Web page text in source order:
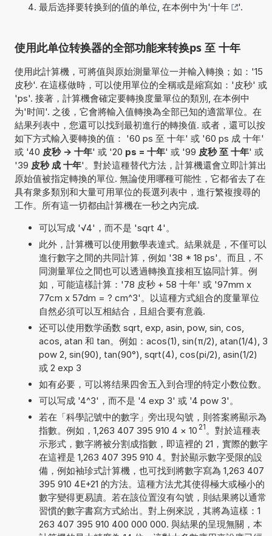
最后选择要转换到的值的单位, 在本例中为'十年 '.
使用此单位转换器的全部功能来转换ps 至 十年
使用此計算機，可將值與原始測量單位一并輸入轉換；如：'15
皮秒'. 在這樣做時，可以使用單位的全稱或是縮寫如：'皮秒' 或
'ps'. 接著，計算機會確定要轉換度量單位的類別, 在本例中
为'时间'. 之後，它會將輸入值轉換為全部已知的適當單位。在
結果列表中，您還可以找到最初進行的轉換值. 或者，還可以按
如下方式輸入要轉換的值： '60 ps 至 十年' 或 '60 ps 成 十年'
或 '40 皮秒 -> 十年' 或 '20 ps = 十年' 或 '99 皮秒 至 十年' 或
'39 皮秒 成 十年'。對於這種替代方法，計算機還會立即計算出
原始值被指定轉換的單位. 無論使用哪種可能性，它都省去了在
具有衆多類別和大量可用單位的長選列表中，進行繁複搜尋的
工作。所有這一切都由計算機在一秒之內完成.
可以写成 '√4'，而不是 'sqrt 4'。
此外，計算機可以使用數學表達式。結果就是，不僅可以
進行數字之間的共同計算，例如 '38 * 18 ps'。而且，不
同測量單位之間也可以透過轉換直接相互協同計算。例
如，可能這樣計算：'78 皮秒 + 58 十年' 或 '97mm x
77cm x 57dm = ? cm^3'。以這種方式組合的度量單位
自然必須可以互相結合，且組合要有意義.
还可以使用数学函数 sqrt, exp, asin, pow, sin, cos,
acos, atan 和 tan。例如：acos(1), sin(π/2), atan(1/4), 3
pow 2, sin(90), tan(90°), sqrt(4), cos(pi/2), asin(1/2)
或 2 exp 3
如有必要，可以将结果四舍五入到合理的特定小数位数。
可以写成 '4^3'，而不是 '4 exp 3' 或 '4 pow 3'。
若在「科學記號中的數字」旁出現勾號，則答案將顯示為
指數。例如，1,263 407 395 910 4 × 10 21 。對於這種表
示形式，數字將被分割成指數，即這裡的 21，實際的數字
在這裡是 1,263 407 395 910 4。對於顯示數字受限的設
備，例如袖珍式計算機，也可找到將數字寫為 1,263 407
395 910 4E+21 的方法。這種方法尤其使得極大或極小的
數字變得更易讀。若在該位置沒有勾號，則結果將以通常
習慣的數字書寫方式給出。對上例來説，其將為這樣：1
263 407 395 910 400 000 000. 與結果的呈現無關，本